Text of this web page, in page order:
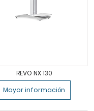
REVO NX 130
Mayor información